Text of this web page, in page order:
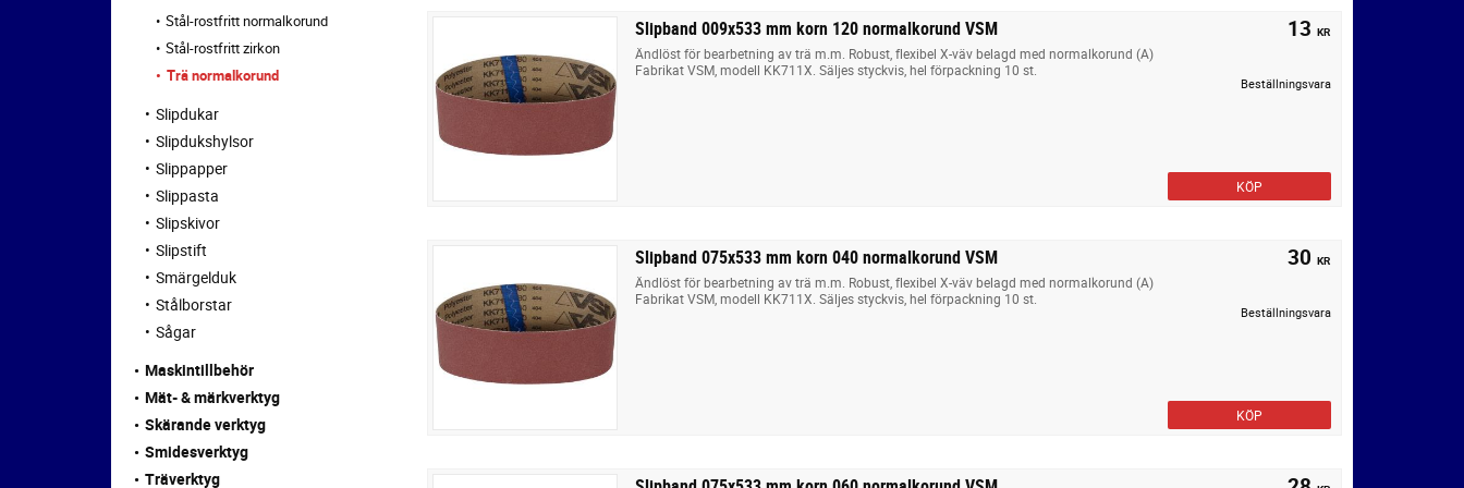
Slipband 009x533 mm korn 120 normalkorund VSM
Ändlöst för bearbetning av trä m.m. Robust, flexibel X-väv belagd med normalkorund (A)
Fabrikat VSM, modell KK711X. Säljes styckvis, hel förpackning 10 st.
13 KR
Beställningsvara
KÖP
Slipband 075x533 mm korn 040 normalkorund VSM
Ändlöst för bearbetning av trä m.m. Robust, flexibel X-väv belagd med normalkorund (A)
Fabrikat VSM, modell KK711X. Säljes styckvis, hel förpackning 10 st.
30 KR
Beställningsvara
KÖP
Stål-rostfritt normalkorund
Stål-rostfritt zirkon
Trä normalkorund
Slipdukar
Slipdukshylsor
Slippapper
Slippasta
Slipskivor
Slipstift
Smärgelduk
Stålborstar
Sågar
Maskintillbehör
Mät- & märkverktyg
Skärande verktyg
Smidesverktyg
Träverktyg